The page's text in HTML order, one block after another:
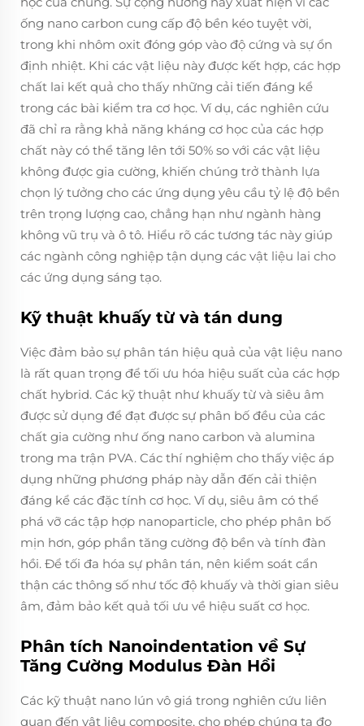
ống nano carbon cung cấp độ bền kéo tuyệt vời,
trong khi nhôm oxit đóng góp vào độ cứng và sự ổn
định nhiệt. Khi các vật liệu này được kết hợp, các hợp
chất lai kết quả cho thấy những cải tiến đáng kể
trong các bài kiểm tra cơ học. Ví dụ, các nghiên cứu
đã chỉ ra rằng khả năng kháng cơ học của các hợp
chất này có thể tăng lên tới 50% so với các vật liệu
không được gia cường, khiến chúng trở thành lựa
chọn lý tưởng cho các ứng dụng yêu cầu tỷ lệ độ bền
trên trọng lượng cao, chẳng hạn như ngành hàng
không vũ trụ và ô tô. Hiểu rõ các tương tác này giúp
các ngành công nghiệp tận dụng các vật liệu lai cho
các ứng dụng sáng tạo.
Kỹ thuật khuấy từ và tán dung
Việc đảm bảo sự phân tán hiệu quả của vật liệu nano
là rất quan trọng để tối ưu hóa hiệu suất của các hợp
chất hybrid. Các kỹ thuật như khuấy từ và siêu âm
được sử dụng để đạt được sự phân bố đều của các
chất gia cường như ống nano carbon và alumina
trong ma trận PVA. Các thí nghiệm cho thấy việc áp
dụng những phương pháp này dẫn đến cải thiện
đáng kể các đặc tính cơ học. Ví dụ, siêu âm có thể
phá vỡ các tập hợp nanoparticle, cho phép phân bố
mịn hơn, góp phần tăng cường độ bền và tính đàn
hồi. Để tối đa hóa sự phân tán, nên kiểm soát cẩn
thận các thông số như tốc độ khuấy và thời gian siêu
âm, đảm bảo kết quả tối ưu về hiệu suất cơ học.
Phân tích Nanoindentation về Sự
Tăng Cường Modulus Đàn Hồi
Các kỹ thuật nano lún vô giá trong nghiên cứu liên
quan đến vật liệu composite, cho phép chúng ta đo